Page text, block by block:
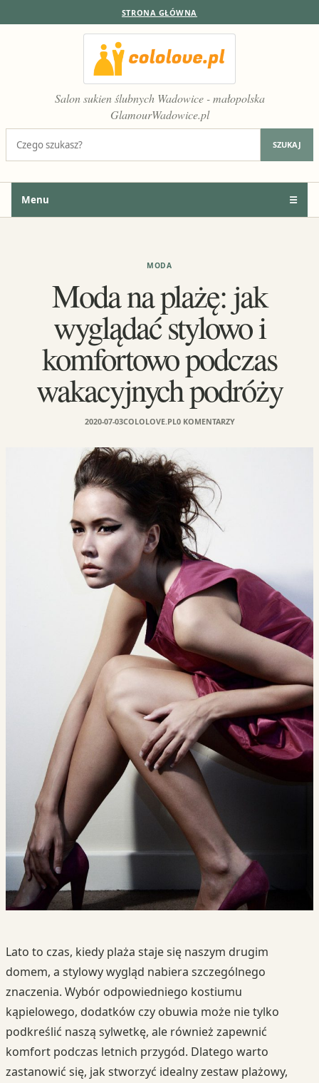
STRONA GŁÓWNA
Salon sukien ślubnych Wadowice - małopolska
GlamourWadowice.pl
SZUKAJ
Menu ☰
MODA
Moda na plażę: jak
wyglądać stylowo i
komfortowo podczas
wakacyjnych podróży
2020-07-03COLOLOVE.PL0 KOMENTARZY
Lato to czas, kiedy plaża staje się naszym drugim
domem, a stylowy wygląd nabiera szczególnego
znaczenia. Wybór odpowiedniego kostiumu
kąpielowego, dodatków czy obuwia może nie tylko
podkreślić naszą sylwetkę, ale również zapewnić
komfort podczas letnich przygód. Dlatego warto
zastanowić się, jak stworzyć idealny zestaw plażowy,